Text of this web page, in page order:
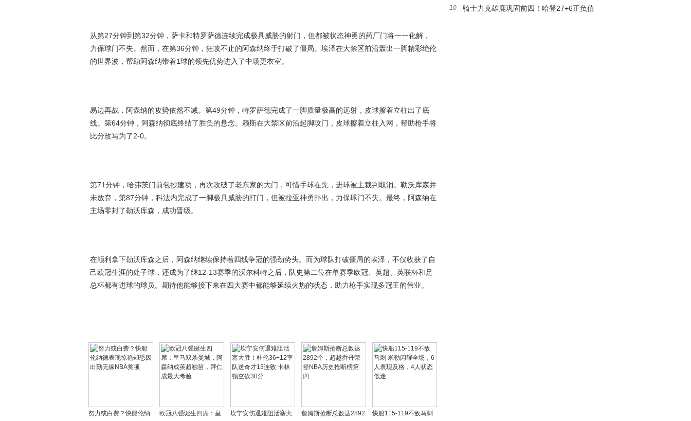
从第27分钟到第32分钟，萨卡和特罗萨德连续完成极具威胁的射门，但都被状态神勇的药厂门将一一化解，
力保球门不失。然而，在第36分钟，狂攻不止的阿森纳终于打破了僵局。埃泽在大禁区前沿轰出一脚精彩绝伦
的世界波，帮助阿森纳带着1球的领先优势进入了中场更衣室。
易边再战，阿森纳的攻势依然不减。第49分钟，特罗萨德完成了一脚质量极高的远射，皮球擦着立柱出了底
线。第64分钟，阿森纳彻底终结了胜负的悬念。赖斯在大禁区前沿起脚攻门，皮球擦着立柱入网，帮助枪手将
比分改写为了2-0。
第71分钟，哈弗茨门前包抄建功，再次攻破了老东家的大门，可惜手球在先，进球被主裁判取消。勒沃库森并
未放弃，第87分钟，科法内完成了一脚极具威胁的打门，但被拉亚神勇扑出，力保球门不失。最终，阿森纳在
主场零封了勒沃库森，成功晋级。
在顺利拿下勒沃库森之后，阿森纳继续保持着四线争冠的强劲势头。而为球队打破僵局的埃泽，不仅收获了自
己欧冠生涯的处子球，还成为了继12-13赛季的沃尔科特之后，队史第二位在单赛季欧冠、英超、英联杯和足
总杯都有进球的球员。期待他能够接下来在四大赛中都能够延续火热的状态，助力枪手实现多冠王的伟业。
努力或白费？快船伦纳
欧冠八强诞生四席：皇
坎宁安伤退难阻活塞大
詹姆斯抢断总数达2892
快船115-119不敌马刺
局或成转折点
10
骑士力克雄鹿巩固前四！哈登27+6正负值